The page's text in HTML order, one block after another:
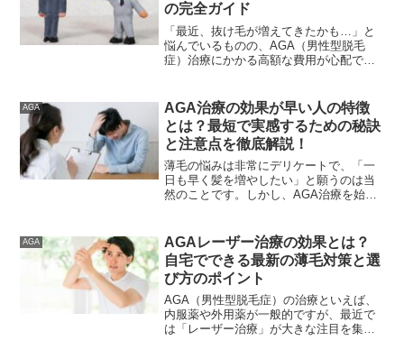
の完全ガイド
「最近、抜け毛が増えてきたかも…」と
悩んでいるものの、AGA（男性型脱毛
症）治療にかかる高額な費用が心配で一
AGA治療は原則として保険適用外の「自
由診療」となります。しかし、状況によ
っては医療費控除の対象になったり、費
用を最小限に抑える方法も存在します。
この記事では、なぜ保険が使えないのか
という理由から、信頼できるクリニック
の選び方、そして賢く治療を継続するた
めのコツをプロの視点で徹底解説しま
AGA
AGA治療の効果が早い人の特徴
とは？最短で実感するための秘訣
と注意点を徹底解説！
薄毛の悩みは非常にデリケートで、「一
日も早く髪を増やしたい」と願うのは当
然のことです。しかし、AGA治療を始め
実です。実は、治療効果が早く現れる人
には共通した特徴があり、正しい知識を
持って取り組むことがスピード実感への
近道となります。この記事では、医学的
根拠に基づき、最短で効果を出すための
具体的なアクションや、生活習慣の整え
方を分かりやすく解説します。理想の自
分を取り戻すための第一歩を、ここから
AGA
AGAレーザー治療の効果とは？
自宅でできる最新の薄毛対策と選
び方のポイント
AGA（男性型脱毛症）の治療といえば、
内服薬や外用薬が一般的ですが、最近で
は「レーザー治療」が大きな注目を集め